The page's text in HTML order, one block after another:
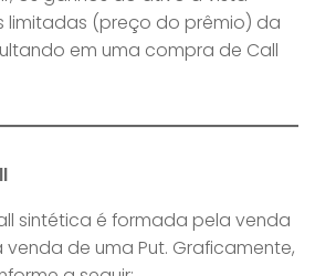
limitadas (preço do prêmio) da
em uma compra de Call
sintética é formada pela venda
de uma Put. Graficamente,